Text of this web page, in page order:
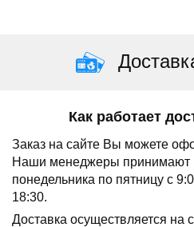
Как работает
Заказ на сайте Вы можете
Наши менеджеры принимают
понедельника по пятницу с
18:30.
Доставка осуществляется на